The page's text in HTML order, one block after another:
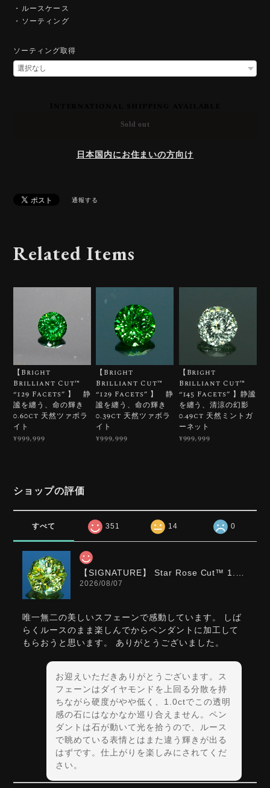
・ルースケース
・ソーティング
ソーティング取得
Sold out
日本国内にお住まいの方向け
通報する
Related Items
【Bright
Brilliant Cut™️
“129 Facets” 】 静
謐を纏う、命の輝き
0.60ct 天然ツァボラ
イト
¥999,999
【Bright
Brilliant Cut™️
“129 Facets” 】 静
謐を纏う、命の輝き
0.39ct 天然ツァボラ
イト
¥999,999
【Bright
Brilliant Cut™️
“145 Facets” 】静謐
を纏う、清涼の幻影
0.49ct 天然ミントガ
ーネット
¥999,999
ショップの評価
すべて 351 14 0
2026/08/07
唯一無二の美しいスフェーンで感動しています。 しば
らくルースのまま楽しんでからペンダントに加工して
もらおうと思います。 ありがとうございました。
お迎えいただきありがとうございます。ス
フェーンはダイヤモンドを上回る分散を持
ちながら硬度がやや低く、1.0ctでこの透明
感の石にはなかなか巡り合えません。ペン
ダントは石が動いて光を拾うので、ルース
で眺めている表情とはまた違う輝きが出る
はずです。仕上がりを楽しみにされてくだ
さい。